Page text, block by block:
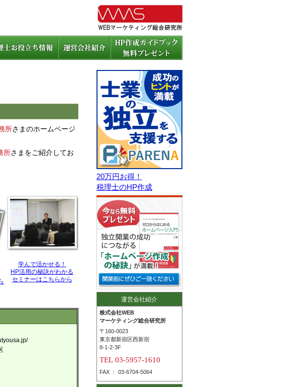
所さまのホームページ
所さまをご紹介してお
学んで活かせる！
HP活用の秘訣がわかる
セミナーはこちらから
20万円お得！
税理士のHP作成
運営会社紹介
株式会社WEB
マーケティング総合研究所
〒160-0023
東京都新宿区西新宿
8-1-2-3F
TEL 03-5957-1610
FAX ： 03-6704-5064